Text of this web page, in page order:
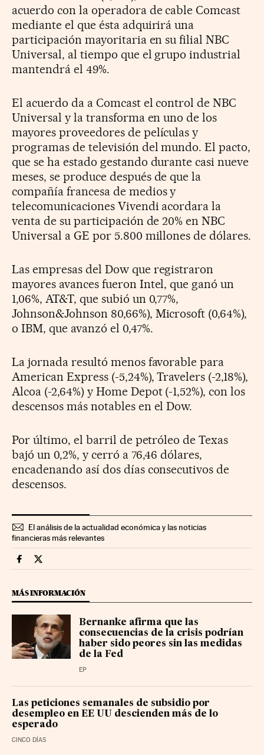
acuerdo con la operadora de cable Comcast
mediante el que ésta adquirirá una
participación mayoritaria en su filial NBC
Universal, al tiempo que el grupo industrial
mantendrá el 49%.
El acuerdo da a Comcast el control de NBC
Universal y la transforma en uno de los
mayores proveedores de películas y
programas de televisión del mundo. El pacto,
que se ha estado gestando durante casi nueve
meses, se produce después de que la
compañía francesa de medios y
telecomunicaciones Vivendi acordara la
venta de su participación de 20% en NBC
Universal a GE por 5.800 millones de dólares.
Las empresas del Dow que registraron
mayores avances fueron Intel, que ganó un
1,06%, AT&T, que subió un 0,77%,
Johnson&Johnson 80,66%), Microsoft (0,64%),
o IBM, que avanzó el 0,47%.
La jornada resultó menos favorable para
American Express (-5,24%), Travelers (-2,18%),
Alcoa (-2,64%) y Home Depot (-1,52%), con los
descensos más notables en el Dow.
Por último, el barril de petróleo de Texas
bajó un 0,2%, y cerró a 76,46 dólares,
encadenando así dos días consecutivos de
descensos.
El análisis de la actualidad económica y las noticias
financieras más relevantes
Mercados Financieros Cinco Días en Facebook
Mercados Financieros Cinco Días en Twitter
MÁS INFORMACIÓN
Bernanke afirma que las
consecuencias de la crisis podrían
haber sido peores sin las medidas
de la Fed
EP
Las peticiones semanales de subsidio por
desempleo en EE UU descienden más de lo
esperado
CINCO DÍAS